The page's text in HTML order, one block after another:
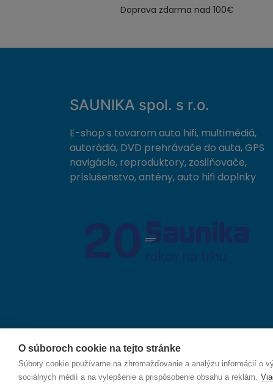
O súboroch cookie na tejto stránke
Súbory cookie používame na zhromažďovanie a analýzu informácií o
sociálnych médií a na vylepšenie a prispôsobenie obsahu a reklám.
Doprava zdarma nad 100€
SAUNIKA spol. s r.o.
E-shop s tovarom auto hifi, multimédiá,
autorádiá, DVD prehrávače do auta, GPS
navigácie, reproduktory, zosilňovače,
príslušenstvo, antény, auto hifi doplnky
© 2026 SAUNIKA spol. s r.o. Zlatovská 1783, 911 05